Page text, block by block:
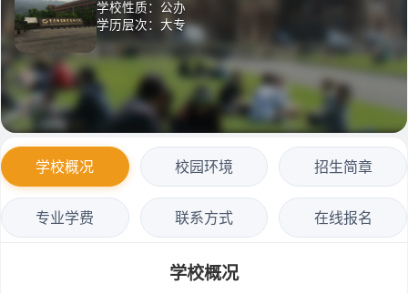
学校性质：公办
学历层次：大专
学校概况 校园环境 招生简章
专业学费 联系方式 在线报名
学校概况